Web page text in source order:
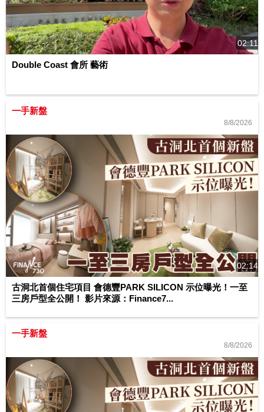
02:11
Double Coast 會所 藝術
一手新盤
8/8/2026
02:14
古洞北首個住宅項目 會德豐PARK SILICON 示位曝光！一至
三房戶型全公開！ 影片來源：Finance7...
一手新盤
8/8/2026